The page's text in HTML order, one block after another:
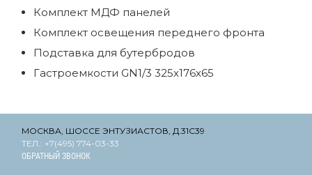
Комплект МДФ панелей
Комплект освещения переднего фронта
Подставка для бутербродов
Гастроемкости GN1/3 325х176х65
МОСКВА, ШОССЕ ЭНТУЗИАСТОВ, Д.31С39
ТЕЛ.: +7(495) 774-03-33
ОБРАТНЫЙ ЗВОНОК